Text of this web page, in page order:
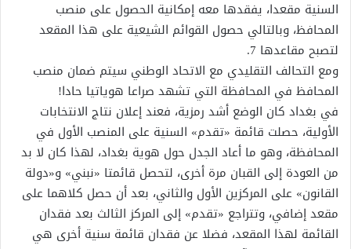
السنية مقعدا، يفقدها معه إمكانية الحصول على منصب
المحافظ، وبالتالي حصول القوائم الشيعية على هذا المقعد
لتصبح مقاعدها 7.
ومع التحالف التقليدي مع الاتحاد الوطني سيتم ضمان منصب
المحافظ في المحافظة التي تشهد صراعا هوياتيا حادا!
في بغداد كان الوضع أشد رمزية، فعند إعلان نتاج الانتخابات
الأولية، حصلت قائمة «تقدم» السنية على المنصب الأول في
المحافظة، وهو ما أعاد الجدل حول هوية بغداد، لهذا كان لا بد
من العودة إلى القبان مرة أخرى، لتحصل قائمتا «نبني» و«دولة
القانون» على المركزين الأول والثاني، بعد أن حصل كلاهما على
مقعد إضافي، وتتراجع «تقدم» إلى المركز الثالث بعد فقدان
القائمة لهذا المقعد، فضلا عن فقدان قائمة سنية أخرى هي